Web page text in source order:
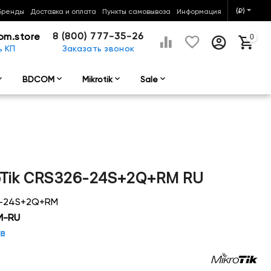
(₽)
Доставка и оплата Пункты самовывоза Информация
КП
8 (800) 777-35-26
Заказать звонок
0
BDCOM Mikrotik Sale
CRS326-24S+2Q+RM RU
RU